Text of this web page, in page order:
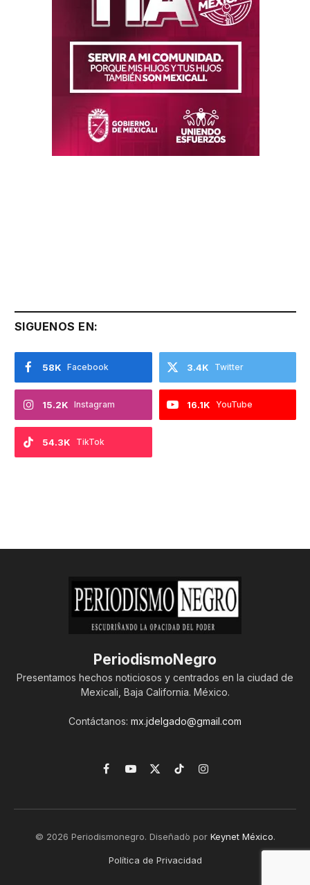
SIGUENOS EN:
Facebook
58K Twitter
3.4K
Instagram
15.2K YouTube
16.1K
TikTok
54.3K
PeriodismoNegro
Presentamos hechos noticiosos y centrados en la ciudad de
Mexicali, Baja California. México.
Contáctanos: mx.jdelgado@gmail.com
Facebook
YouTube
X
TikTokInstagram
© 2026 Periodismonegro. Diseñado por Keynet México.
Política de Privacidad